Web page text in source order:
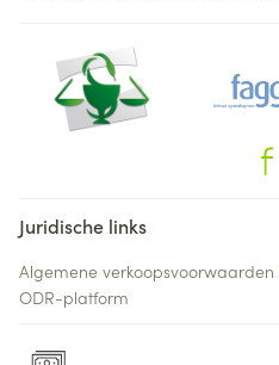
Juridische links
Algemene verkoopsvoorwaarden
ODR-platform